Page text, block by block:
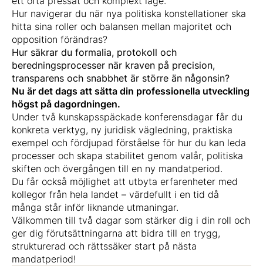
Hur navigerar du när nya politiska konstellationer ska
hitta sina roller och balansen mellan majoritet och
opposition förändras?
Hur säkrar du formalia, protokoll och
beredningsprocesser när kraven på precision,
transparens och snabbhet är större än någonsin?
Nu är det dags att sätta din professionella utveckling
högst på dagordningen.
Under två kunskapsspäckade konferensdagar får du
konkreta verktyg, ny juridisk vägledning, praktiska
exempel och fördjupad förståelse för hur du kan leda
processer och skapa stabilitet genom valår, politiska
skiften och övergången till en ny mandatperiod.
Du får också möjlighet att utbyta erfarenheter med
kollegor från hela landet – värdefullt i en tid då
många står inför liknande utmaningar.
Välkommen till två dagar som stärker dig i din roll och
ger dig förutsättningarna att bidra till en trygg,
strukturerad och rättssäker start på nästa
mandatperiod!